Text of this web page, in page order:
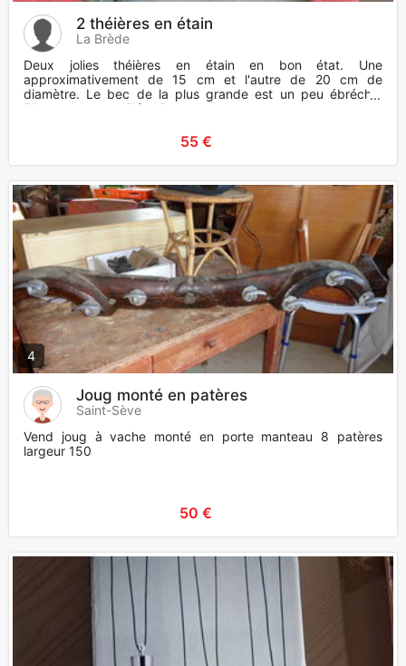
2 théières en étain
La Brède
Deux jolies théières en étain en bon état. Une
approximativement de 15 cm et l'autre de 20 cm de
diamètre. Le bec de la plus grande est un peu ébréché.
Elles sont estampillées B
55 €
4
Joug monté en patères
Saint-Sève
Vend joug à vache monté en porte manteau 8 patères
largeur 150
50 €